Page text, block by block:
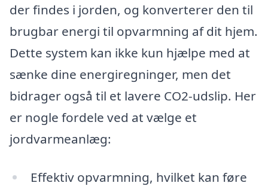
der findes i jorden, og konverterer den til
brugbar energi til opvarmning af dit hjem.
Dette system kan ikke kun hjælpe med at
sænke dine energiregninger, men det
bidrager også til et lavere CO2-udslip. Her
er nogle fordele ved at vælge et
jordvarmeanlæg:
Effektiv opvarmning, hvilket kan føre